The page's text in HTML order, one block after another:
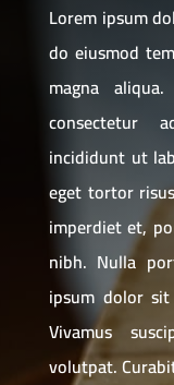
Lorem ipsum
do eiusmod
magna
consectetur
incididunt ut
eget tortor
imperdiet et,
nibh. Nulla
ipsum dolor
Vivamus
volutpat.